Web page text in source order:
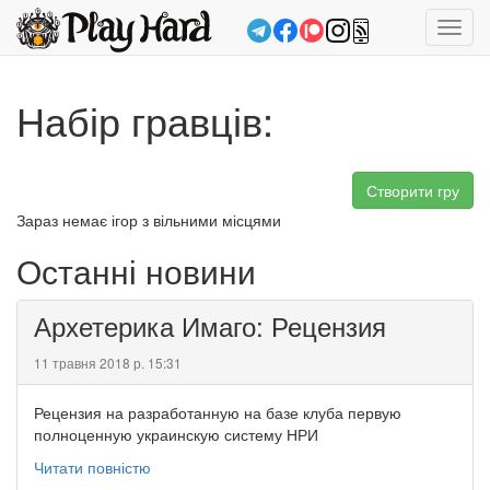
Набір гравців:
Створити гру
Зараз немає ігор з вільними місцями
Останні новини
Архетерика Имаго: Рецензия
11 травня 2018 р. 15:31
Рецензия на разработанную на базе клуба первую
полноценную украинскую систему НРИ
Читати повністю